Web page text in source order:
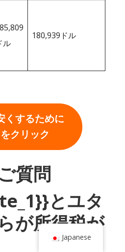
ル
180,939ドル
くするために
クリック
質問
とユタ
が所得税が
Japanese